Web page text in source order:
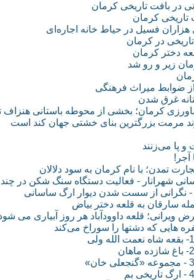
در بافت تاریخی کرمان
تاریخی کرمان
فسیل در حیاط خانه اجاره‌ای
در کرمان
دختر کرمان
زیر و رو شد
ضوابط میراث فرهنگی
غرق شدن
کرمان؛ بخشی از محوطه باستانی
مرمت بزرگترین بنای خشتی جهان کند است
پا می‌زنند
تمدن؛ با نام کرمان به سود دلالان
شهرانار - فعالیت دستگاه سنگ شکن در چند
- نگرانی از سست شدن دیوار ارگ ساسانی
ویرانی؛ قلعه داوودآباد هر روز آبیاری می
هایی که دشتها را سوراخ می‌کند